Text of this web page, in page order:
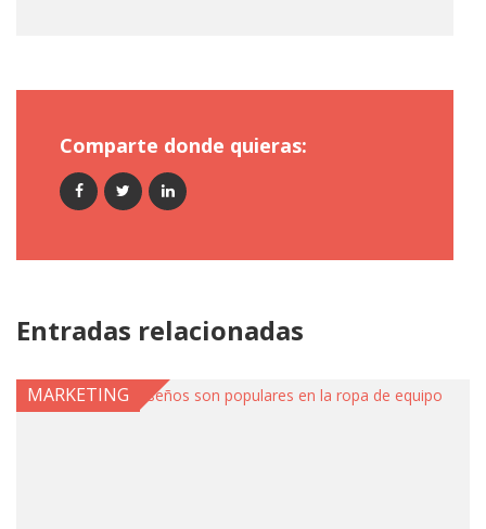
Comparte donde quieras:
Entradas relacionadas
MARKETING